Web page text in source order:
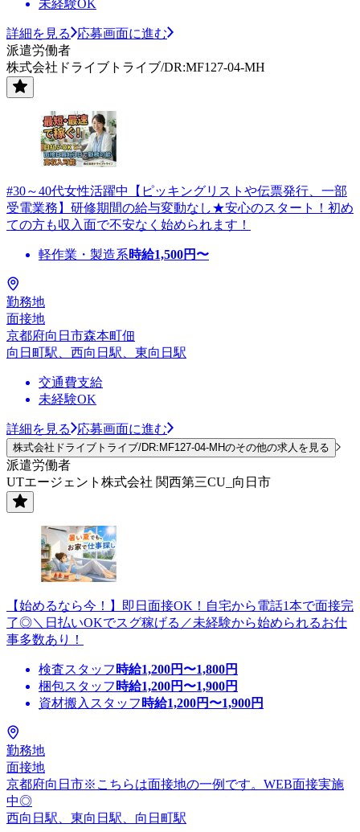
未経験OK
詳細を見る
応募画面に進む
派遣労働者
株式会社ドライブトライブ/DR:MF127-04-MH
#30～40代女性活躍中【ピッキングリストや伝票発行、一部
受電業務】研修期間の給与変動なし★安心のスタート！初め
ての方も収入面で不安なく始められます！
軽作業・製造系時給1,500円〜
勤務地
面接地
京都府向日市森本町佃
向日町駅、西向日駅、東向日駅
交通費支給
未経験OK
詳細を見る 応募画面に進む
株式会社ドライブトライブ/DR:MF127-04-MHのその他の求人を見る
派遣労働者
UTエージェント株式会社 関西第三CU_向日市
【始めるなら今！】即日面接OK！自宅から電話1本で面接完
了◎＼日払いOKでスグ稼げる／未経験から始められるお仕
事多数あり！
検査スタッフ 時給1,200円〜1,800円
梱包スタッフ 時給1,200円〜1,900円
資材搬入スタッフ 時給1,200円〜1,900円
勤務地
面接地
京都府向日市※こちらは面接地の一例です。WEB面接実施
中◎
西向日駅、東向日駅、向日町駅